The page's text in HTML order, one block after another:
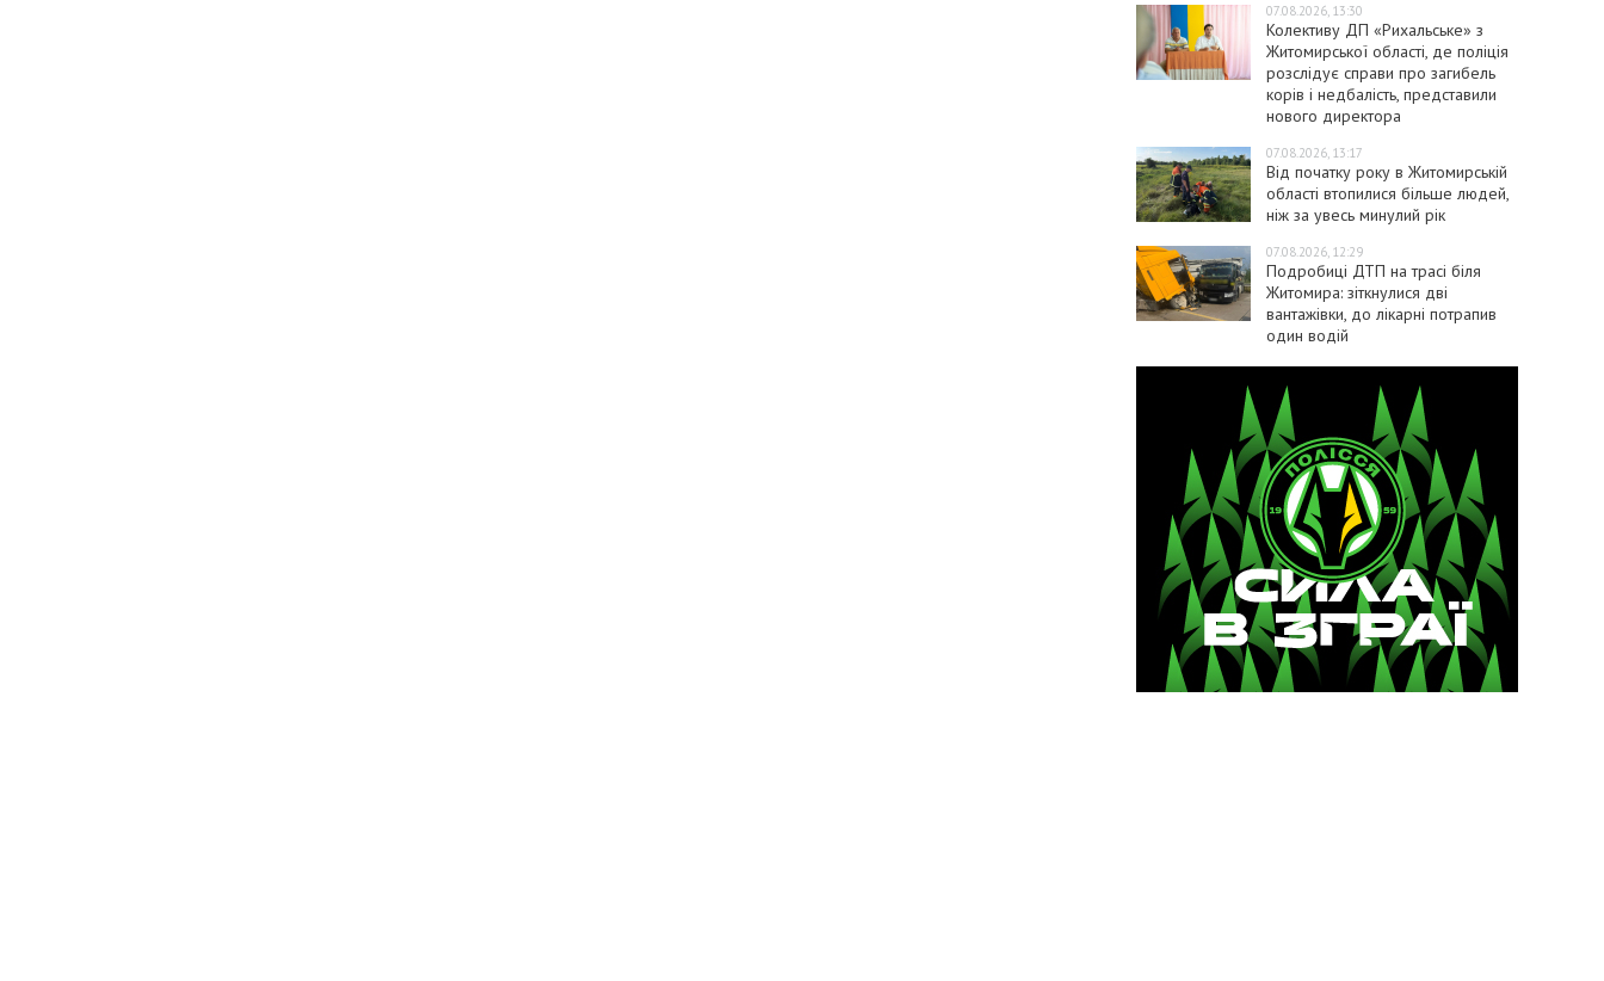
07.08.2026, 13:30
Колективу ДП «Рихальське» з
Житомирської області, де поліція
розслідує справи про загибель
корів і недбалість, представили
нового директора
07.08.2026, 13:17
Від початку року в Житомирській
області втопилися більше людей,
ніж за увесь минулий рік
07.08.2026, 12:29
Подробиці ДТП на трасі біля
Житомира: зіткнулися дві
вантажівки, до лікарні потрапив
один водій